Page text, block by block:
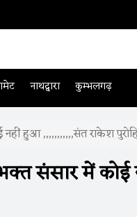
नाथद्वारा कुम्भलगढ़
नहीं हुआ ,,,,,,,,,,,संत राकेश
संसार में